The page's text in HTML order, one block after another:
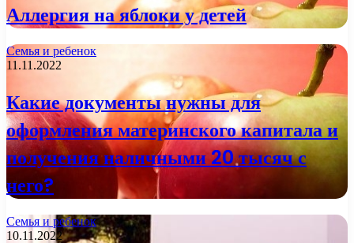
Аллергия на яблоки у детей
Семья и ребенок
11.11.2022
Какие документы нужны для
оформления материнского капитала и
получения наличными 20 тысяч с
него?
Семья и ребенок
10.11.2022